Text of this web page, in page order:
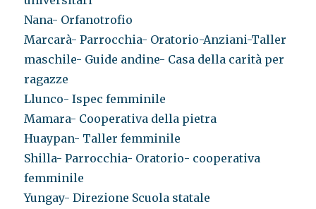
Nana- Orfanotrofio
Marcarà- Parrocchia- Oratorio-Anziani-Taller
maschile- Guide andine- Casa della carità per
ragazze
Llunco- Ispec femminile
Mamara- Cooperativa della pietra
Huaypan- Taller femminile
Shilla- Parrocchia- Oratorio- cooperativa
femminile
Yungay- Direzione Scuola statale